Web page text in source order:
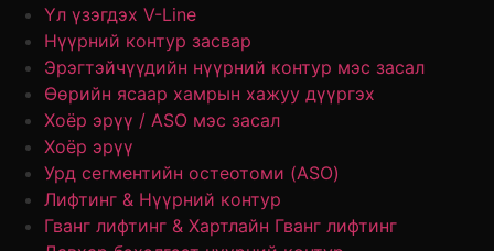
Үл үзэгдэх V-Line
Нүүрний контур засвар
Эрэгтэйчүүдийн нүүрний контур мэс засал
Өөрийн ясаар хамрын хажуу дүүргэх
Хоёр эрүү / ASO мэс засал
Хоёр эрүү
Урд сегментийн остеотоми (ASO)
Лифтинг & Нүүрний контур
Гванг лифтинг & Хартлайн Гванг лифтинг